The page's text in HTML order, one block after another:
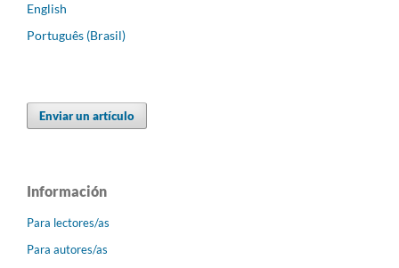
English
Português (Brasil)
Enviar un artículo
Información
Para lectores/as
Para autores/as